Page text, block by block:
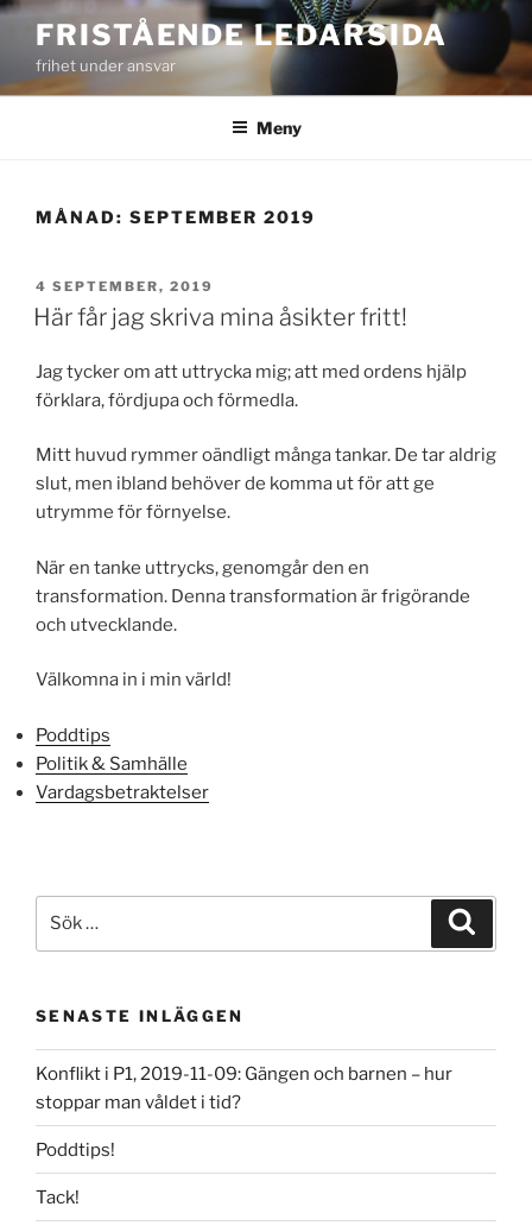
Hoppa
innehåll
FRISTÅENDE LEDARSIDA
frihet under ansvar
Meny
MÅNAD: SEPTEMBER 2019
PUBLICERAT
4 SEPTEMBER, 2019
Här får jag skriva mina åsikter fritt!
Jag tycker om att uttrycka mig; att med ordens hjälp
förklara, fördjupa och förmedla.
Mitt huvud rymmer oändligt många tankar. De tar aldrig
slut, men ibland behöver de komma ut för att ge
utrymme för förnyelse.
När en tanke uttrycks, genomgår den en
transformation. Denna transformation är frigörande
och utvecklande.
Välkomna in i min värld!
Poddtips
Politik & Samhälle
Vardagsbetraktelser
efter:
SENASTE INLÄGGEN
Konflikt i P1, 2019-11-09: Gängen och barnen – hur
stoppar man våldet i tid?
Poddtips!
Tack!